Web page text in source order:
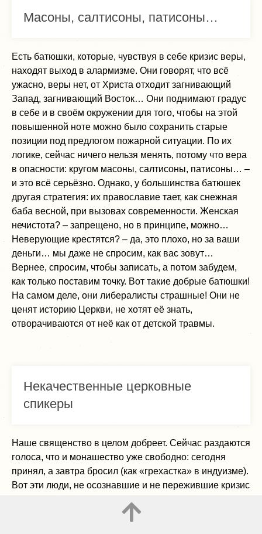
Масоны, салтисоны, патисоны…
Есть батюшки, которые, чувствуя в себе кризис веры,
находят выход в алармизме. Они говорят, что всё
ужасно, веры нет, от Христа отходит загнивающий
Запад, загнивающий Восток… Они поднимают градус
в себе и в своём окружении для того, чтобы на этой
повышенной ноте можно было сохранить старые
позиции под предлогом пожарной ситуации. По их
логике, сейчас ничего нельзя менять, потому что вера
в опасности: кругом масоны, салтисоны, патисоны… –
и это всё серьёзно. Однако, у большинства батюшек
другая стратегия: их православие тает, как снежная
баба весной, при вызовах современности. Женская
нечистота? – запрещено, но в принципе, можно…
Неверующие крестятся? – да, это плохо, но за ваши
деньги… мы даже не спросим, как вас зовут…
Вернее, спросим, чтобы записать, а потом забудем,
как только поставим точку. Вот такие добрые батюшки!
На самом деле, они либералисты страшные! Они не
ценят историю Церкви, не хотят её знать,
отворачиваются от неё как от детской травмы.
Некачественные церковные
спикеры
Наше священство в целом добреет. Сейчас раздаются
голоса, что и монашество уже свободно: сегодня
принял, а завтра бросил (как «грехастка» в индуизме).
Вот эти люди, не осознавшие и не пережившие кризис
что православие всегда было таким либеральным.